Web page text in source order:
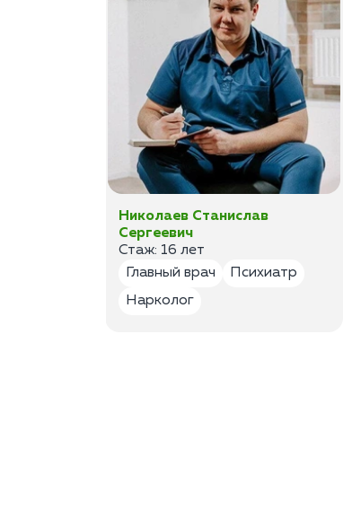
Николаев Станислав
Сергеевич
Стаж: 16 лет
Главный врач
Психиатр
Нарколог